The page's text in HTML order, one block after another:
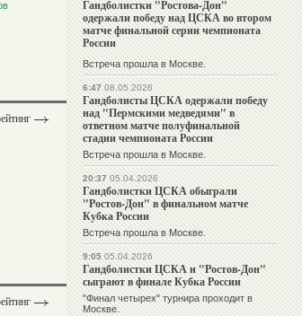
Гандболистки "Ростова-Дон"
одержали победу над ЦСКА во втором
матче финальной серии чемпионата
России
Встреча прошла в Москве.
6:4708.05.2026
Гандболисты ЦСКА одержали победу
над "Пермскими медведями" в
ответном матче полуфинальной
стадии чемпионата России
Встреча прошла в Москве.
20:3705.04.2026
Гандболистки ЦСКА обыграли
"Ростов-Дон" в финальном матче
Кубка России
Встреча прошла в Москве.
9:0505.04.2026
Гандболистки ЦСКА и "Ростов-Дон"
сыграют в финале Кубка России
"Финал четырех" турнира проходит в
Москве.